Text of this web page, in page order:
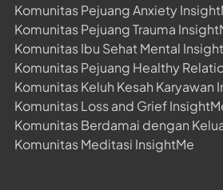
Komunitas Pejuang Anxiety
Komunitas Pejuang Trauma
Komunitas Ibu Sehat Mental
Komunitas Pejuang Healthy
Komunitas Keluh Kesah Karyawan
Komunitas Loss and Grief
Komunitas Berdamai dengan
Komunitas Meditasi InsightMe